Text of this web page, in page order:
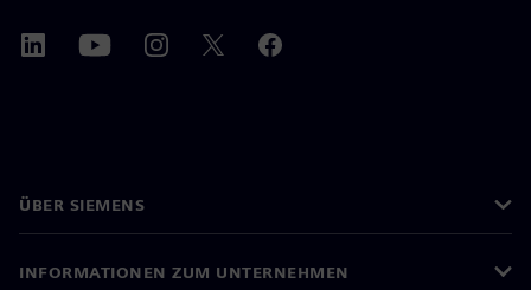
ÜBER SIEMENS
INFORMATIONEN ZUM UNTERNEHMEN